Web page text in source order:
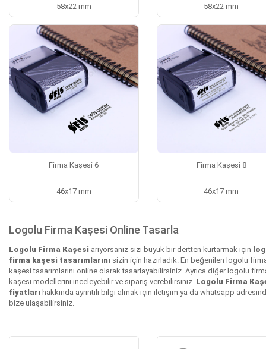
58x22 mm 58x22 mm
Firma Kaşesi 6
46x17 mm
Firma Kaşesi 8
46x17 mm
Logolu Firma Kaşesi Online Tasarla
Logolu Firma Kaşesi arıyorsanız sizi büyük bir dertten kurtarmak için
firma kaşesi tasarımlarını sizin için hazırladık. En beğenilen logolu
kaşesi tasarımlarını online olarak tasarlayabilirsiniz. Ayrıca diğer logolu
kaşesi modellerini inceleyebilir ve sipariş verebilirsiniz. Logolu Firma
fiyatları hakkında ayrıntılı bilgi almak için iletişim ya da whatsapp
bize ulaşabilirsiniz.